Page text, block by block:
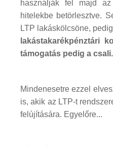
használják fel majd
hitelekbe betörlesztve.
LTP lakáskölcsöne,
lakástakarékpénztári
támogatás pedig a csali.
Mindenesetre ezzel
is, akik az LTP-t
felújítására. Egyelőre...